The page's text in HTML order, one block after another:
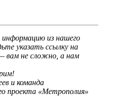
информацию из нашего
указать ссылку на
вам не сложно, а нам
и команда
проекта «Метрополия»